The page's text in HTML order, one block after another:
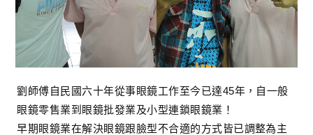
劉師傅自民國六十年從事眼鏡工作至今已達45年，自一般
眼鏡零售業到眼鏡批發業及小型連鎖眼鏡業！
早期眼鏡業在解決眼鏡跟臉型不合適的方式皆已調整為主